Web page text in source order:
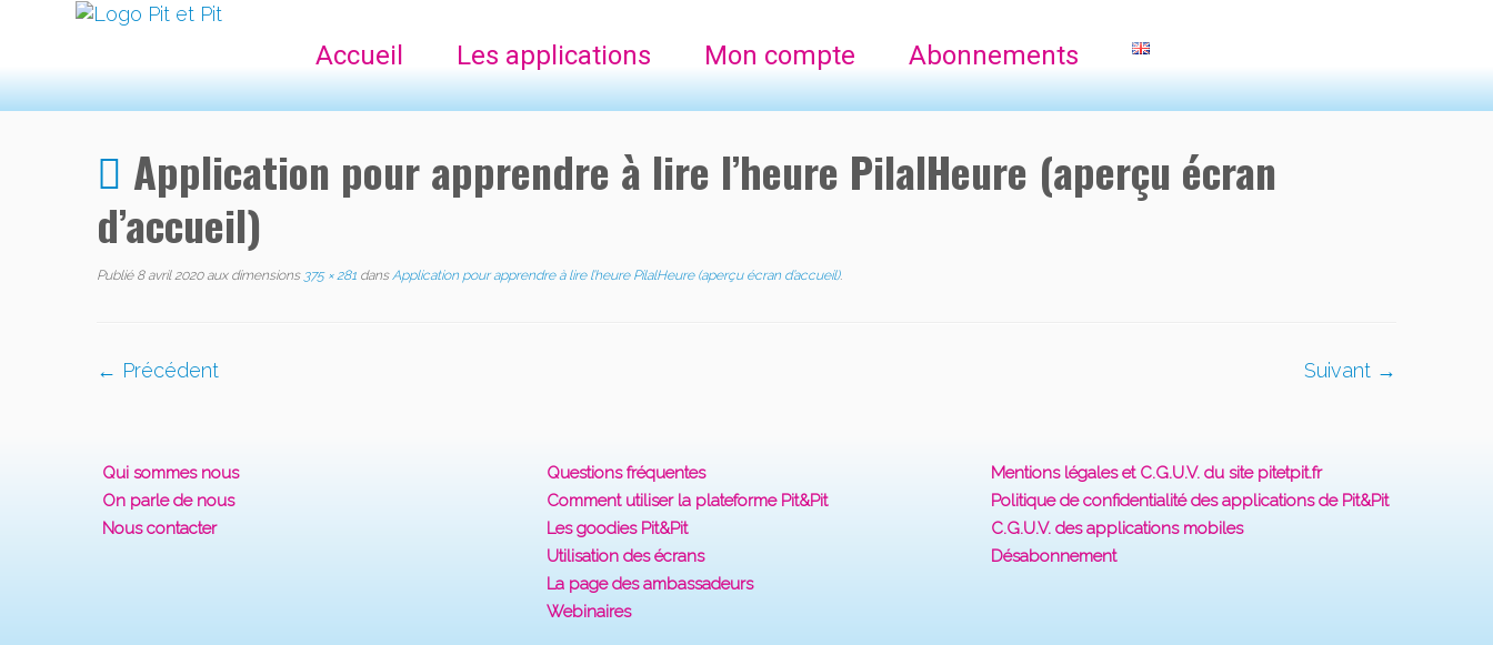
Accueil Les applications Mon compte Abonnements
Application pour apprendre à lire l’heure PilalHeure (aperçu écran
d’accueil)
Publié 8 avril 2020aux dimensions375 × 281 dansApplication pour apprendre à lire l’heure PilalHeure (aperçu écran d’accueil).
← Précédent Suivant →
Qui sommes nous
On parle de nous
Nous contacter
Questions fréquentes
Comment utiliser la plateforme Pit&Pit
Les goodies Pit&Pit
Utilisation des écrans
La page des ambassadeurs
Webinaires
Mentions légales et C.G.U.V. du site pitetpit.fr
Politique de confidentialité des applications de Pit&Pit
C.G.U.V. des applications mobiles
Désabonnement